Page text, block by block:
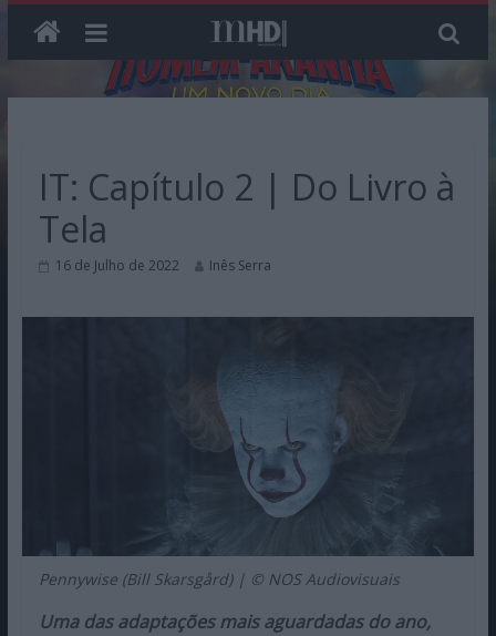
IT: Capítulo 2 | Do Livro à
Tela
16 de Julho de 2022 Inês Serra
Pennywise (Bill Skarsgård) | © NOS Audiovisuais
Uma das adaptações mais aguardadas do ano,